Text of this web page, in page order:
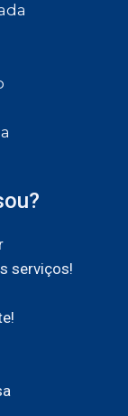
serviços!